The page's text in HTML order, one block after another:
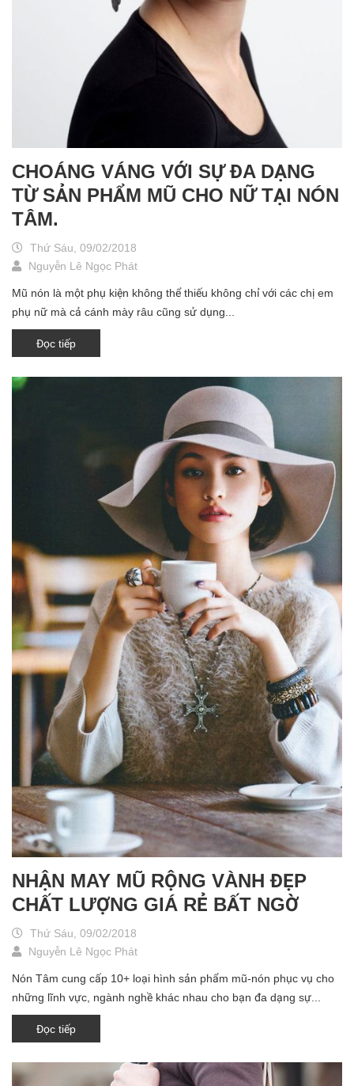
CHOÁNG VÁNG VỚI SỰ ĐA DẠNG
TỪ SẢN PHẨM MŨ CHO NỮ TẠI NÓN
TÂM.
Thứ Sáu, 09/02/2018
Nguyễn Lê Ngọc Phát
Mũ nón là một phụ kiện không thể thiếu không chỉ với các chị em
phụ nữ mà cả cánh mày râu cũng sử dụng...
Đọc tiếp
NHẬN MAY MŨ RỘNG VÀNH ĐẸP
CHẤT LƯỢNG GIÁ RẺ BẤT NGỜ
Thứ Sáu, 09/02/2018
Nguyễn Lê Ngọc Phát
Nón Tâm cung cấp 10+ loại hình sản phẩm mũ-nón phục vụ cho
những lĩnh vực, ngành nghề khác nhau cho bạn đa dạng sự...
Đọc tiếp